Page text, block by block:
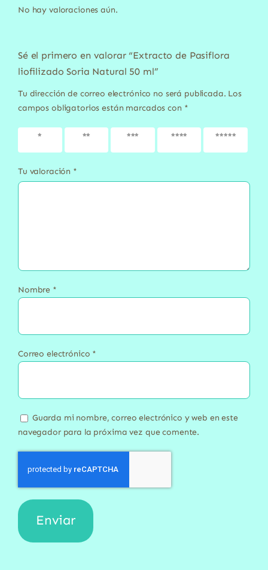
No hay valoraciones aún.
Sé el primero en valorar “Extracto de Pasiflora
liofilizado Soria Natural 50 ml”
Tu dirección de correo electrónico no será publicada. Los
campos obligatorios están marcados con *
1 de 5
2 de 5
3 de 5
4 de 5
5 de 5
Tu valoración *
Nombre *
Correo electrónico *
Guarda mi nombre, correo electrónico y web en este
navegador para la próxima vez que comente.